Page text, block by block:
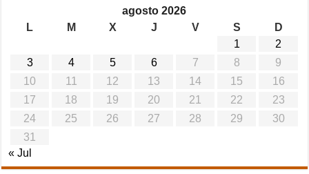
agosto 2026
L
M X J V S
D
1
2
3
4 5 6 7 8
9
10
11 12 13 14 15
16
17
18 19 20 21 22
23
24
25 26 27 28 29
30
31
« Jul